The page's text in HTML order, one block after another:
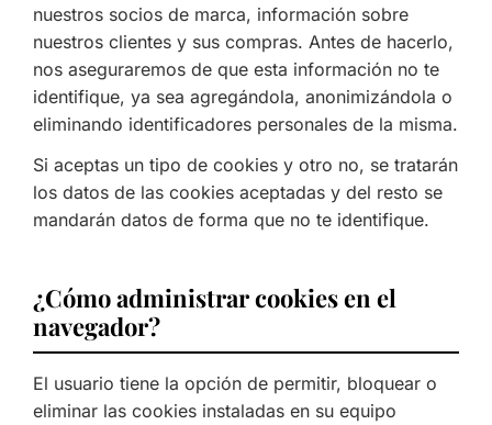
nuestros socios de marca, información sobre
nuestros clientes y sus compras. Antes de hacerlo,
nos aseguraremos de que esta información no te
identifique, ya sea agregándola, anonimizándola o
eliminando identificadores personales de la misma.
Si aceptas un tipo de cookies y otro no, se tratarán
los datos de las cookies aceptadas y del resto se
mandarán datos de forma que no te identifique.
¿Cómo administrar cookies en el
navegador?
El usuario tiene la opción de permitir, bloquear o
eliminar las cookies instaladas en su equipo